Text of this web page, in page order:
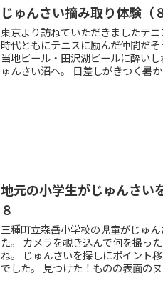
じゅんさい摘み取り体験（
東京より訪ねていただきましたテ
時代ともにテニスに励んだ仲間だ
当地ビール・田沢湖ビールに酔い
ゅんさい沼へ。 日差しがきつく暑
地元の小学生がじゅんさい
８
三種町立森岳小学校の児童がじゅ
た。 カメラを覗き込んで何を撮っ
ね。 じゅんさいを探しにポイント
でした。 見つけた！ものの表面の